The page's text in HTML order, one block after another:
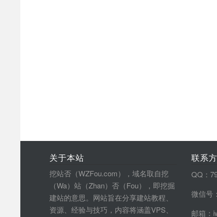
关于本站
挖站否（WZFou.com），域名取自挖
（Wa）站（Zhan）否（Fou），即挖掘
建站的意思。网站旨在分享建站教程、
资源、经验与技巧，内容将涵盖VPS、
联系
QQ：
微信号
邮箱：